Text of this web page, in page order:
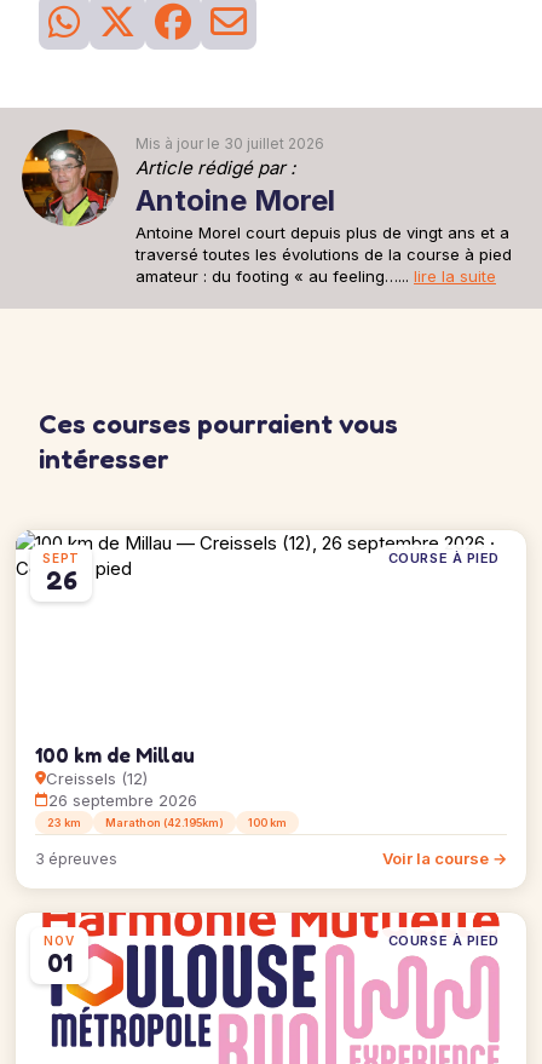
Mis à jour le 30 juillet 2026
Article rédigé par :
Antoine Morel
Antoine Morel court depuis plus de vingt ans et a
traversé toutes les évolutions de la course à pied
amateur : du footing « au feeling…... lire la suite
Ces courses pourraient vous
intéresser
SEPT
26
COURSE À PIED
100 km de Millau
Creissels (12)
26 septembre 2026
23 km Marathon (42.195km) 100 km
3 épreuves Voir la course →
NOV
01
COURSE À PIED